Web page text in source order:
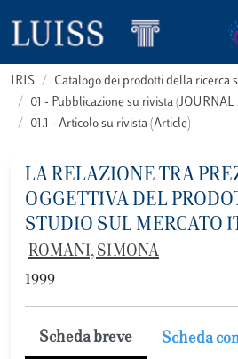
IRIS
Catalogo dei prodotti della ricerca
01 - Pubblicazione su rivista (JOURNAL
01.1 - Articolo su rivista (Article)
LA RELAZIONE TRA
OGGETTIVA DEL
STUDIO SUL MERCATO
ROMANI, SIMONA
1999
Scheda breve Scheda